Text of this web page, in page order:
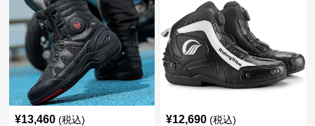
¥13,460 (税込) ¥12,690 (税込)